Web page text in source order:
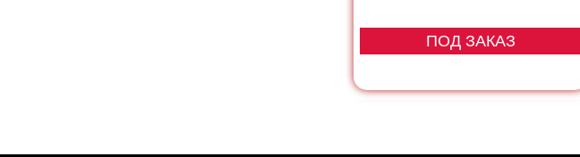
ПОД ЗАКАЗ